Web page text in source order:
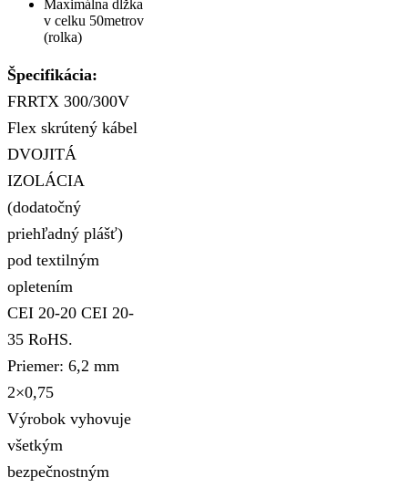
Maximálna dĺžka
v celku 50metrov
(rolka)
Špecifikácia:
FRRTX 300/300V
Flex skrútený kábel
DVOJITÁ
IZOLÁCIA
(dodatočný
priehľadný plášť)
pod textilným
opletením
CEI 20-20 CEI 20-
35 RoHS.
Priemer: 6,2 mm
2×0,75
Výrobok vyhovuje
všetkým
bezpečnostným